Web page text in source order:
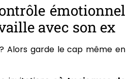
émotionnel
avec son ex
Alors garde le cap même en